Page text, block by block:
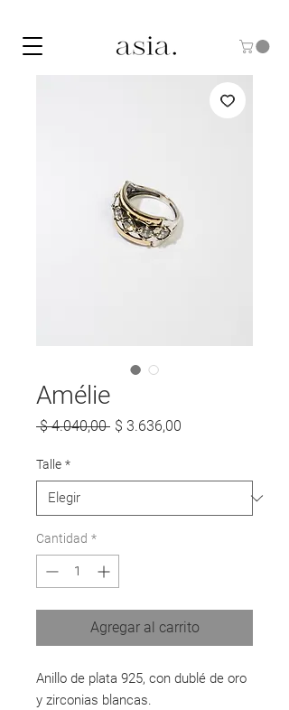
Amélie
$ 4.040,00 Precio
$ 3.636,00
Talle *
Cantidad *
Agregar al carrito
Anillo de plata 925, con dublé de oro
y zirconias blancas.